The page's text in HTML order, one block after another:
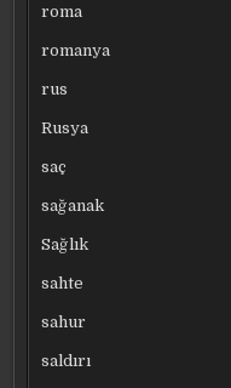
roma
romanya
rus
Rusya
saç
sağanak
Sağlık
sahte
sahur
saldırı